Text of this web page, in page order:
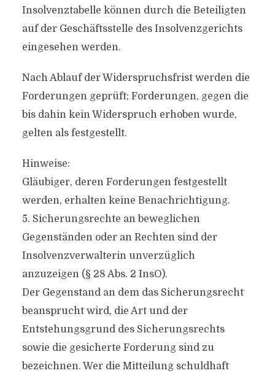
Insolvenztabelle können durch die Beteiligten
auf der Geschäftsstelle des Insolvenzgerichts
eingesehen werden.
Nach Ablauf der Widerspruchsfrist werden die
Forderungen geprüft; Forderungen, gegen die
bis dahin kein Widerspruch erhoben wurde,
gelten als festgestellt.
Hinweise:
Gläubiger, deren Forderungen festgestellt
werden, erhalten keine Benachrichtigung.
5. Sicherungsrechte an beweglichen
Gegenständen oder an Rechten sind der
Insolvenzverwalterin unverzüglich
anzuzeigen (§ 28 Abs. 2 InsO).
Der Gegenstand an dem das Sicherungsrecht
beansprucht wird, die Art und der
Entstehungsgrund des Sicherungsrechts
sowie die gesicherte Forderung sind zu
bezeichnen. Wer die Mitteilung schuldhaft